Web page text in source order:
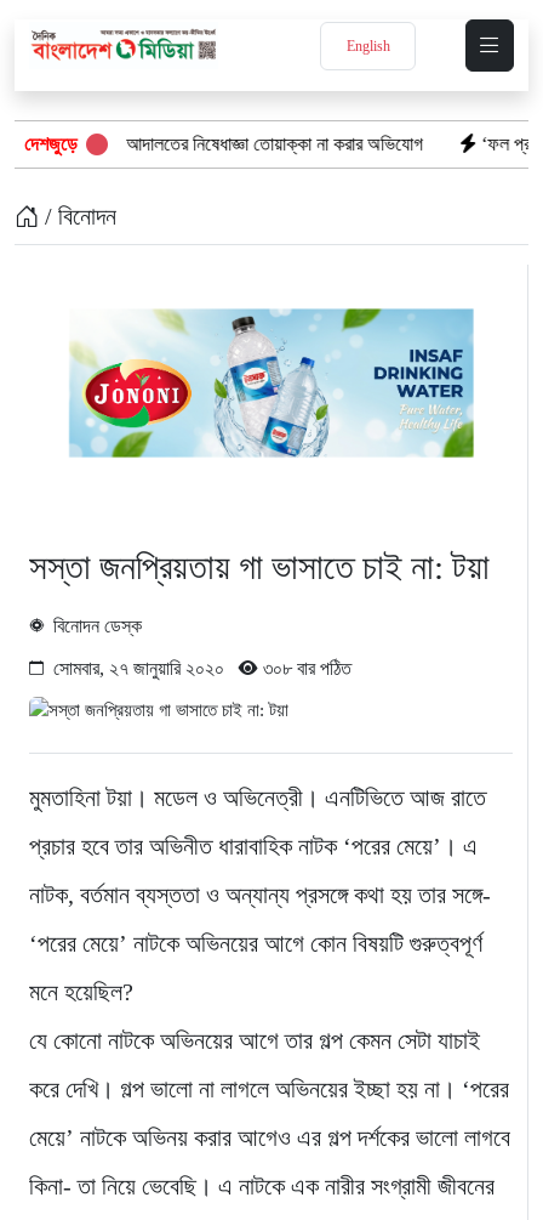
English
দেশজুড়ে
দখল: আদালতের নিষেধাজ্ঞা তোয়াক্কা না করার অভিযোগ ‘ফল প্রকাশের আগেই
/ বিনোদন
সস্তা জনপ্রিয়তায় গা ভাসাতে চাই না: টয়া
বিনোদন ডেস্ক
সোমবার, ২৭ জানুয়ারি ২০২০ ৩০৮ বার পঠিত
মুমতাহিনা টয়া। মডেল ও অভিনেত্রী। এনটিভিতে আজ রাতে
প্রচার হবে তার অভিনীত ধারাবাহিক নাটক ‘পরের মেয়ে’। এ
নাটক, বর্তমান ব্যস্ততা ও অন্যান্য প্রসঙ্গে কথা হয় তার সঙ্গে-
‘পরের মেয়ে’ নাটকে অভিনয়ের আগে কোন বিষয়টি গুরুত্বপূর্ণ
মনে হয়েছিল?
যে কোনো নাটকে অভিনয়ের আগে তার গল্প কেমন সেটা যাচাই
করে দেখি। গল্প ভালো না লাগলে অভিনয়ের ইচ্ছা হয় না। ‘পরের
মেয়ে’ নাটকে অভিনয় করার আগেও এর গল্প দর্শকের ভালো লাগবে
কিনা- তা নিয়ে ভেবেছি। এ নাটকে এক নারীর সংগ্রামী জীবনের